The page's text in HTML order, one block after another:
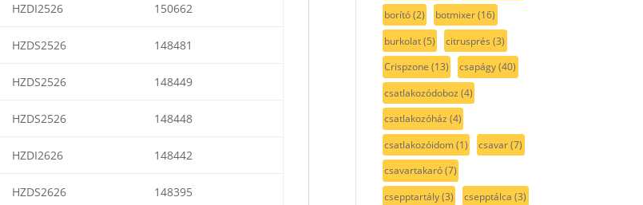
HZDI2526 150662
HZDS2526 148481
HZDS2526 148449
HZDS2526 148448
HZDI2626 148442
HZDS2626 148395
borító(2) botmixer(16)
burkolat(5) citrusprés (3)
Crispzone (13) csapágy(40)
csatlakozódoboz (4)
csatlakozóház (4)
csatlakozóidom(1) csavar(7)
csavartakaró(7)
csepptartály(3) csepptálca (3)